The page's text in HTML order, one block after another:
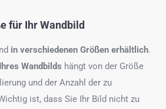
für Ihr Wandbild
in verschiedenen Größen erhältlich.
Ihres Wandbilds hängt von der Größe
und der Anzahl der zu
ist, dass Sie Ihr Bild nicht zu